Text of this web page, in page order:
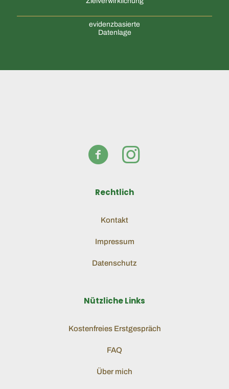
evidenzbasierte
Datenlage
Rechtlich
Kontakt
Impressum
Datenschutz
Nützliche Links
Kostenfreies Erstgespräch
FAQ
Über mich